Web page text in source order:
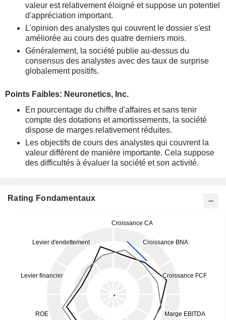
valeur est relativement éloigné et suppose un potentiel
d'appréciation important.
L'opinion des analystes qui couvrent le dossier s'est
améliorée au cours des quatre derniers mois.
Généralement, la société publie au-dessus du
consensus des analystes avec des taux de surprise
globalement positifs.
Points Faibles: Neuronetics, Inc.
En pourcentage du chiffre d'affaires et sans tenir
compte des dotations et amortissements, la société
dispose de marges relativement réduites.
Les objectifs de cours des analystes qui couvrent la
valeur diffèrent de manière importante. Cela suppose
des difficultés à évaluer la société et son activité.
Rating Fondamentaux